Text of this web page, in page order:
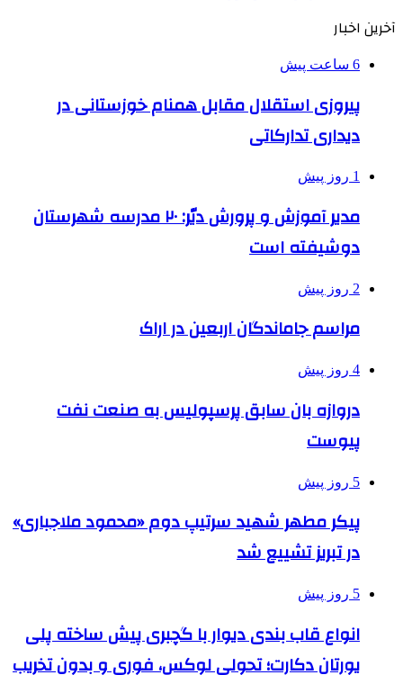
آخرین اخبار
6 ساعت پیش
پیروزی استقلال مقابل همنام خوزستانی در
دیداری تدارکاتی
1 روز پیش
مدیر آموزش و پرورش دیّر: ۲۰ مدرسه شهرستان
دوشیفته است
2 روز پیش
مراسم جاماندگان اربعین در اراک
4 روز پیش
دروازه بان سابق پرسپولیس به صنعت نفت
پیوست
5 روز پیش
پیکر مطهر شهید سرتیپ دوم «محمود ملاجباری»
در تبریز تشییع شد
5 روز پیش
انواع قاب بندی دیوار با گچبری پیش ساخته پلی
یورتان دکارت؛ تحولی لوکس، فوری و بدون تخریب